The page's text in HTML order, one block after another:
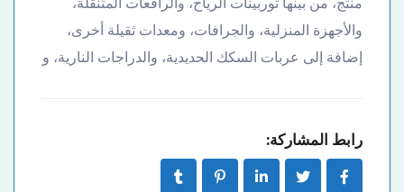
والأجهزة المنزلية، والجرافات، ومعدات ثقيلة أخرى،
إضافة إلى عربات السكك الحديدية، والدراجات النارية، و
رابط المشاركة: